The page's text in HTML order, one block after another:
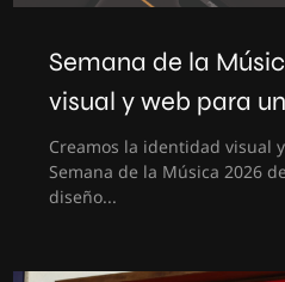
Semana de la
visual y web para
Creamos la identidad visual
Semana de la Música 2026
diseño...